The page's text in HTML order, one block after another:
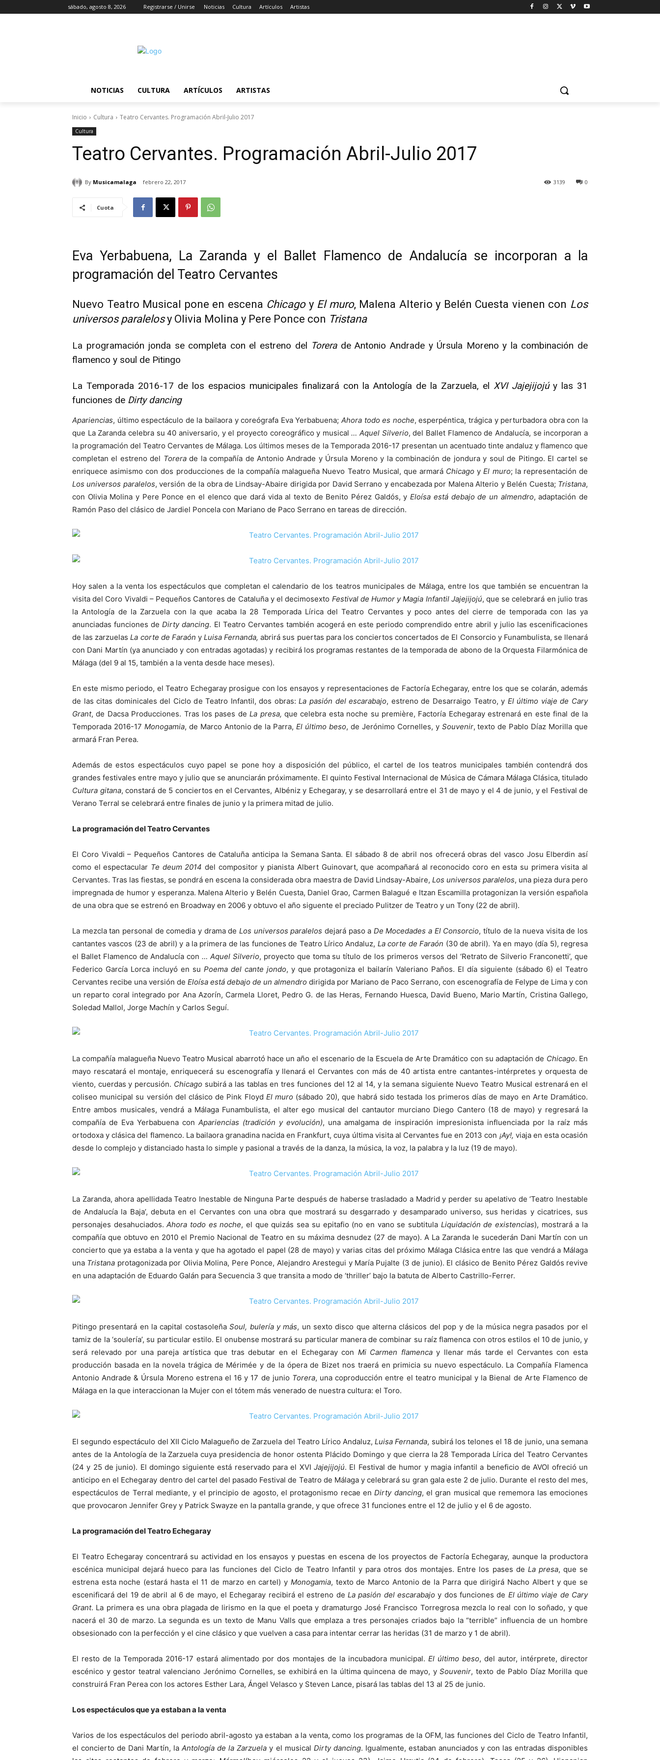
sábado, agosto 8, 2026 Registrarse / Unirse Noticias Cultura Artículos Artistas
NOTICIAS CULTURA ARTÍCULOS ARTISTAS
Inicio Cultura Teatro Cervantes. Programación Abril-Julio 2017
Cultura
Teatro Cervantes. Programación Abril-Julio 2017
By Musicamalaga febrero 22, 2017 0
3139
Cuota
Eva Yerbabuena, La Zaranda y el Ballet Flamenco de Andalucía se incorporan a la
programación del Teatro Cervantes
Nuevo Teatro Musical pone en escena Chicago y El muro, Malena Alterio y Belén Cuesta vienen con Los
universos paralelosy Olivia Molina y Pere Ponce con Tristana
La programación jonda se completa con el estreno del Torerade Antonio Andrade y Úrsula Moreno y la combinación de
flamenco y soul de Pitingo
La Temporada 2016-17 de los espacios municipales finalizará con la Antología de la Zarzuela, el XVI Jajejijojúy las 31
funciones de Dirty dancing
Apariencias, último espectáculo de la bailaora y coreógrafa Eva Yerbabuena; Ahora todo es noche, esperpéntica, trágica y perturbadora obra con la
que La Zaranda celebra su 40 aniversario, y el proyecto coreográfico y musical… Aquel Silverio, del Ballet Flamenco de Andalucía, se incorporan a
la programación del Teatro Cervantes de Málaga. Los últimos meses de la Temporada 2016-17 presentan un acentuado tinte andaluz y flamenco que
completan el estreno del Torerade la compañía de Antonio Andrade y Úrsula Moreno y la combinación de jondura y soul de Pitingo. El cartel se
enriquece asimismo con dos producciones de la compañía malagueña Nuevo Teatro Musical, que armará Chicago yEl muro; la representación de
Los universos paralelos, versión de la obra de Lindsay-Abaire dirigida por David Serrano y encabezada por Malena Alterio y Belén Cuesta; Tristana,
con Olivia Molina y Pere Ponce en el elenco que dará vida al texto de Benito Pérez Galdós, yEloísa está debajo de un almendro, adaptación de
Ramón Paso del clásico de Jardiel Poncela con Mariano de Paco Serrano en tareas de dirección.
Hoy salen a la venta los espectáculos que completan el calendario de los teatros municipales de Málaga, entre los que también se encuentran la
visita del Coro Vivaldi – Pequeños Cantores de Cataluña y el decimosexto Festival de Humor y Magia Infantil Jajejijojú, que se celebrará en julio tras
la Antología de la Zarzuela con la que acaba la 28 Temporada Lírica del Teatro Cervantes y poco antes del cierre de temporada con las ya
anunciadas funciones deDirty dancing. El Teatro Cervantes también acogerá en este periodo comprendido entre abril y julio las escenificaciones
de las zarzuelasLa corte de Faraón yLuisa Fernanda, abrirá sus puertas para los conciertos concertados de El Consorcio y Funambulista, se llenará
con Dani Martín (ya anunciado y con entradas agotadas) y recibirá los programas restantes de la temporada de abono de la Orquesta Filarmónica de
Málaga (del 9 al 15, también a la venta desde hace meses).
En este mismo periodo, el Teatro Echegaray prosigue con los ensayos y representaciones de Factoría Echegaray, entre los que se colarán, además
de las citas dominicales del Ciclo de Teatro Infantil, dos obras:La pasión del escarabajo, estreno de Desarraigo Teatro, y El último viaje de Cary
Grant, de Dacsa Producciones. Tras los pases deLa presa, que celebra esta noche su première, Factoría Echegaray estrenará en este final de la
Temporada 2016-17 Monogamia, de Marco Antonio de la Parra,El último beso, de Jerónimo Cornelles, y Souvenir, texto de Pablo Díaz Morilla que
armará Fran Perea.
Además de estos espectáculos cuyo papel se pone hoy a disposición del público, el cartel de los teatros municipales también contendrá dos
grandes festivales entre mayo y julio que se anunciarán próximamente. El quinto Festival Internacional de Música de Cámara Málaga Clásica, titulado
Cultura gitana, constará de 5 conciertos en el Cervantes, Albéniz y Echegaray, y se desarrollará entre el 31 de mayo y el 4 de junio, y el Festival de
Verano Terral se celebrará entre finales de junio y la primera mitad de julio.
La programación del Teatro Cervantes
El Coro Vivaldi – Pequeños Cantores de Cataluña anticipa la Semana Santa. El sábado 8 de abril nos ofrecerá obras del vasco Josu Elberdin así
como el espectacular Te deum 2014 del compositor y pianista Albert Guinovart, que acompañará al reconocido coro en esta su primera visita al
Cervantes. Tras las fiestas, se pondrá en escena la considerada obra maestra de David Lindsay-Abaire, Los universos paralelos, una pieza dura pero
impregnada de humor y esperanza. Malena Alterio y Belén Cuesta, Daniel Grao, Carmen Balagué e Itzan Escamilla protagonizan la versión española
de una obra que se estrenó en Broadway en 2006 y obtuvo el año siguente el preciado Pulitzer de Teatro y un Tony (22 de abril).
La mezcla tan personal de comedia y drama de Los universos paralelos dejará paso a De Mocedades a El Consorcio, título de la nueva visita de los
cantantes vascos (23 de abril) y a la primera de las funciones de Teatro Lírico Andaluz, La corte de Faraón (30 de abril). Ya en mayo (día 5), regresa
el Ballet Flamenco de Andalucía con… Aquel Silverio, proyecto que toma su título de los primeros versos del ‘Retrato de Silverio Franconetti’, que
Federico García Lorca incluyó en su Poema del cante jondo, y que protagoniza el bailarín Valeriano Paños. El día siguiente (sábado 6) el Teatro
Cervantes recibe una versión de Eloísa está debajo de un almendro dirigida por Mariano de Paco Serrano, con escenografía de Felype de Lima y con
un reparto coral integrado por Ana Azorín, Carmela Lloret, Pedro G. de las Heras, Fernando Huesca, David Bueno, Mario Martín, Cristina Gallego,
Soledad Mallol, Jorge Machín y Carlos Seguí.
La compañía malagueña Nuevo Teatro Musical abarrotó hace un año el escenario de la Escuela de Arte Dramático con su adaptación de Chicago. En
mayo rescatará el montaje, enriquecerá su escenografía y llenará el Cervantes con más de 40 artista entre cantantes-intérpretes y orquesta de
viento, cuerdas y percusión. Chicagosubirá a las tablas en tres funciones del 12 al 14, y la semana siguiente Nuevo Teatro Musical estrenará en el
coliseo municipal su versión del clásico de Pink Floyd El muro (sábado 20), que habrá sido testada los primeros días de mayo en Arte Dramático.
Entre ambos musicales, vendrá a Málaga Funambulista, el alter ego musical del cantautor murciano Diego Cantero (18 de mayo) y regresará la
compañía de Eva Yerbabuena con Apariencias (tradición y evolución), una amalgama de inspiración impresionista influenciada por la raíz más
ortodoxa y clásica del flamenco. La bailaora granadina nacida en Frankfurt, cuya última visita al Cervantes fue en 2013 con ¡Ay!, viaja en esta ocasión
desde lo complejo y distanciado hasta lo simple y pasional a través de la danza, la música, la voz, la palabra y la luz (19 de mayo).
La Zaranda, ahora apellidada Teatro Inestable de Ninguna Parte después de haberse trasladado a Madrid y perder su apelativo de ‘Teatro Inestable
de Andalucía la Baja’, debuta en el Cervantes con una obra que mostrará su desgarrado y desamparado universo, sus heridas y cicatrices, sus
personajes desahuciados.Ahora todo es noche, el que quizás sea su epitafio (no en vano se subtitula Liquidación de existencias), mostrará a la
compañía que obtuvo en 2010 el Premio Nacional de Teatro en su máxima desnudez (27 de mayo). A La Zaranda le sucederán Dani Martín con un
concierto que ya estaba a la venta y que ha agotado el papel (28 de mayo) y varias citas del próximo Málaga Clásica entre las que vendrá a Málaga
una Tristana protagonizada por Olivia Molina, Pere Ponce, Alejandro Arestegui y María Pujalte (3 de junio). El clásico de Benito Pérez Galdós revive
en una adaptación de Eduardo Galán para Secuencia 3 que transita a modo de ‘thriller’ bajo la batuta de Alberto Castrillo-Ferrer.
Pitingo presentará en la capital costasoleñaSoul, bulería y más, un sexto disco que alterna clásicos del pop y de la música negra pasados por el
tamiz de la ‘soulería’, su particular estilo. El onubense mostrará su particular manera de combinar su raíz flamenca con otros estilos el 10 de junio, y
será relevado por una pareja artística que tras debutar en el Echegaray con Mi Carmen flamencay llenar más tarde el Cervantes con esta
producción basada en la novela trágica de Mérimée y de la ópera de Bizet nos traerá en primicia su nuevo espectáculo. La Compañía Flamenca
Antonio Andrade & Úrsula Moreno estrena el 16 y 17 de junio Torera, una coproducción entre el teatro municipal y la Bienal de Arte Flamenco de
Málaga en la que interaccionan la Mujer con el tótem más venerado de nuestra cultura: el Toro.
El segundo espectáculo del XII Ciclo Malagueño de Zarzuela del Teatro Lírico Andaluz,Luisa Fernanda, subirá los telones el 18 de junio, una semana
antes de la Antología de la Zarzuela cuya presidencia de honor ostenta Plácido Domingo y que cierra la 28 Temporada Lírica del Teatro Cervantes
(24 y 25 de junio). El domingo siguiente está reservado para el XVI Jajejijojú. El Festival de humor y magia infantil a beneficio de AVOI ofreció un
anticipo en el Echegaray dentro del cartel del pasado Festival de Teatro de Málaga y celebrará su gran gala este 2 de julio. Durante el resto del mes,
espectáculos de Terral mediante, y el principio de agosto, el protagonismo recae enDirty dancing, el gran musical que rememora las emociones
que provocaron Jennifer Grey y Patrick Swayze en la pantalla grande, y que ofrece 31 funciones entre el 12 de julio y el 6 de agosto.
La programación del Teatro Echegaray
El Teatro Echegaray concentrará su actividad en los ensayos y puestas en escena de los proyectos de Factoría Echegaray, aunque la productora
escénica municipal dejará hueco para las funciones del Ciclo de Teatro Infantil y para otros dos montajes. Entre los pases de La presa, que se
estrena esta noche (estará hasta el 11 de marzo en cartel) y Monogamia, texto de Marco Antonio de la Parra que dirigirá Nacho Albert y que se
escenificará del 19 de abril al 6 de mayo, el Echegaray recibirá el estreno de La pasión del escarabajo y dos funciones de El último viaje de Cary
Grant. La primera es una obra plagada de lirismo en la que el poeta y dramaturgo José Francisco Torregrosa mezcla lo real con lo soñado, y que
nacerá el 30 de marzo. La segunda es un texto de Manu Valls que emplaza a tres personajes criados bajo la “terrible” influencia de un hombre
obsesionado con la perfección y el cine clásico y que vuelven a casa para intentar cerrar las heridas (31 de marzo y 1 de abril).
El resto de la Temporada 2016-17 estará alimentado por dos montajes de la incubadora municipal. El último beso, del autor, intérprete, director
escénico y gestor teatral valenciano Jerónimo Cornelles, se exhibirá en la última quincena de mayo, ySouvenir, texto de Pablo Díaz Morilla que
construirá Fran Perea con los actores Esther Lara, Ángel Velasco y Steven Lance, pisará las tablas del 13 al 25 de junio.
Los espectáculos que ya estaban a la venta
Varios de los espectáculos del periodo abril-agosto ya estaban a la venta, como los programas de la OFM, las funciones del Ciclo de Teatro Infantil,
el concierto de Dani Martín, laAntología de la Zarzuela y el musical Dirty dancing. Igualmente, estaban anunciados y con las entradas disponibles